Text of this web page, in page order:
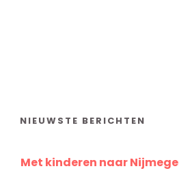
NIEUWSTE BERICHTEN
Met kinderen naar